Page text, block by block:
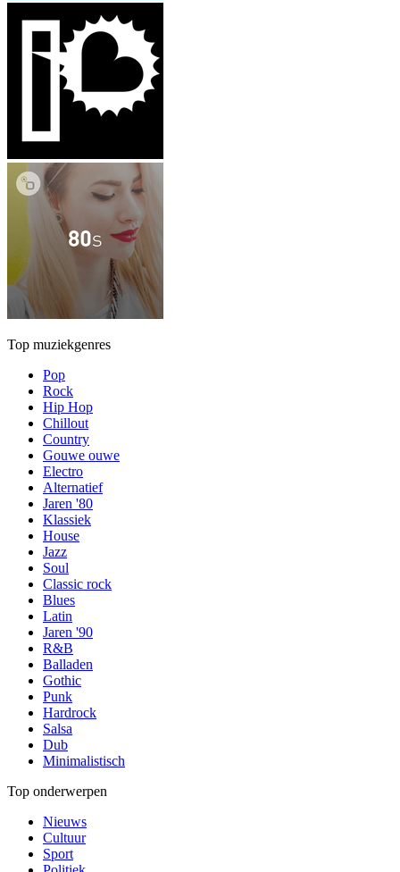
Top muziekgenres
Pop
Rock
Hip Hop
Chillout
Country
Gouwe ouwe
Electro
Alternatief
Jaren '80
Klassiek
House
Jazz
Soul
Classic rock
Blues
Latin
Jaren '90
R&B
Balladen
Gothic
Punk
Hardrock
Salsa
Dub
Minimalistisch
Top onderwerpen
Nieuws
Cultuur
Sport